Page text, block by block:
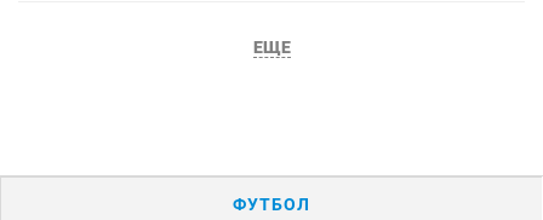
ЕЩЕ
ФУТБОЛ